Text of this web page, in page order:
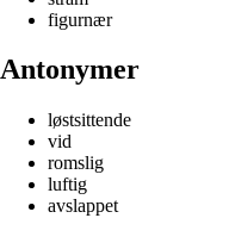
figurnær
Antonymer
løstsittende
vid
romslig
luftig
avslappet